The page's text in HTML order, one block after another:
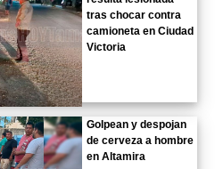
tras chocar contra
camioneta en Ciudad
Victoria
Golpean y despojan
de cerveza a hombre
en Altamira